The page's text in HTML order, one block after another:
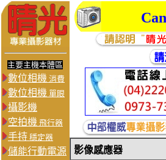
主要主機本體區
數位相機 消費
數位相機 單眼
攝影機
空拍機 飛行器
手持 穩定器
儲能行動電源
影像感應器